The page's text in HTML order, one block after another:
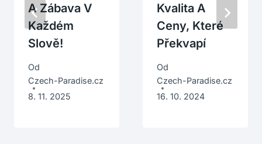
A Zábava V
Každém
Slově!
Od
Czech-Paradise.cz
8. 11. 2025
Kvalita A
Ceny, Které
Překvapí
Od
Czech-Paradise.cz
16. 10. 2024